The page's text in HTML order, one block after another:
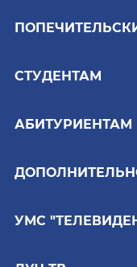
СТУДЕНТАМ
АБИТУРИЕНТАМ
УМС